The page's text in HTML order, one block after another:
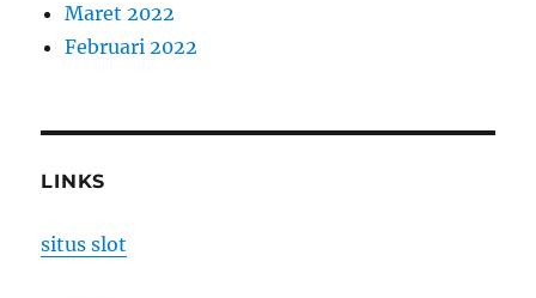
Maret 2022
Februari 2022
LINKS
situs slot